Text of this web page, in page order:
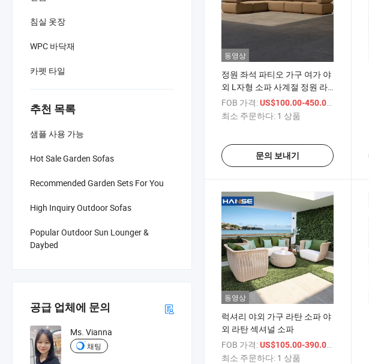
침실 옷장
WPC 바닥재
카펫 타일
추천 목록
샘플 사용 가능
Hot Sale Garden Sofas
Recommended Garden Sets For You
High Inquiry Outdoor Sofas
Popular Outdoor Sun Lounger &
Daybed
공급 업체에 문의
Ms. Vianna
채팅
동영상
정원 좌석 파티오 가구 여가 야
외 L자형 소파 사계절 정원 라
탄 가구 위커 야외 라탄 소파
FOB 가격:US$100.00-450.00
최소 주문하다: 1 상품
문의 보내기
동영상
럭셔리 야외 가구 라탄 소파 야
외 라탄 섹셔널 소파
FOB 가격:US$105.00-390.00
최소 주문하다: 1 상품